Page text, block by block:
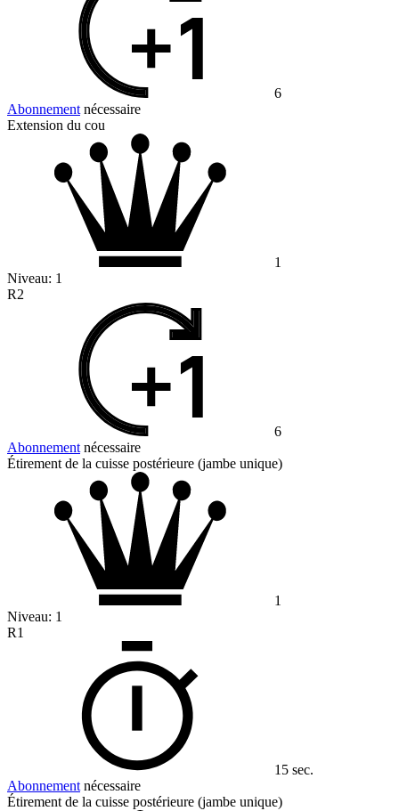
6
Abonnement nécessaire
Extension du cou
1
Niveau: 1
R2
6
Abonnement nécessaire
Étirement de la cuisse postérieure (jambe unique)
1
Niveau: 1
R1
15 sec.
Abonnement nécessaire
Étirement de la cuisse postérieure (jambe unique)